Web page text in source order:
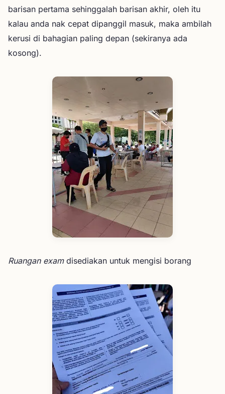
barisan pertama sehinggalah barisan akhir, oleh itu
kalau anda nak cepat dipanggil masuk, maka ambilah
kerusi di bahagian paling depan (sekiranya ada
kosong).
Ruangan examdisediakan untuk mengisi borang